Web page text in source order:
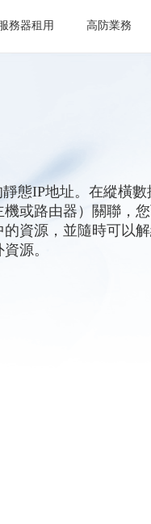
務器租用 高防業務
態IP地址。在縱橫
或路由器）關聯，
資源，並隨時可以
源。